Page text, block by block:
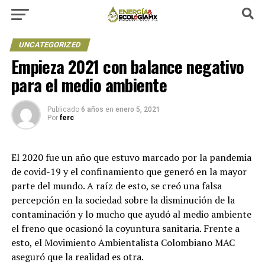
UNCATEGORIZED
Empieza 2021 con balance negativo
para el medio ambiente
Publicado 6 años en enero 5, 2021
Por ferc
El 2020 fue un año que estuvo marcado por la pandemia
de covid-19 y el confinamiento que generó en la mayor
parte del mundo. A raíz de esto, se creó una falsa
percepción en la sociedad sobre la disminución de la
contaminación y lo mucho que ayudó al medio ambiente
el freno que ocasionó la coyuntura sanitaria. Frente a
esto, el Movimiento Ambientalista Colombiano MAC
aseguró que la realidad es otra.